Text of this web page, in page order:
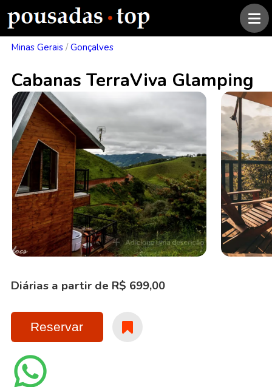
Minas Gerais / Gonçalves
Cabanas TerraViva Glamping
Diárias a partir de R$ 699,00
Reservar